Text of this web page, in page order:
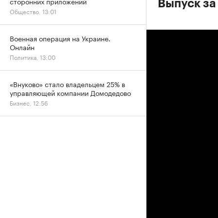
Выпуск
Общество, 13:01
Военная операция на Украине.
Онлайн
Политика, 13:00
«Внуково» стало владельцем 25% в
управляющей компании Домодедово
Бизнес, 12:56